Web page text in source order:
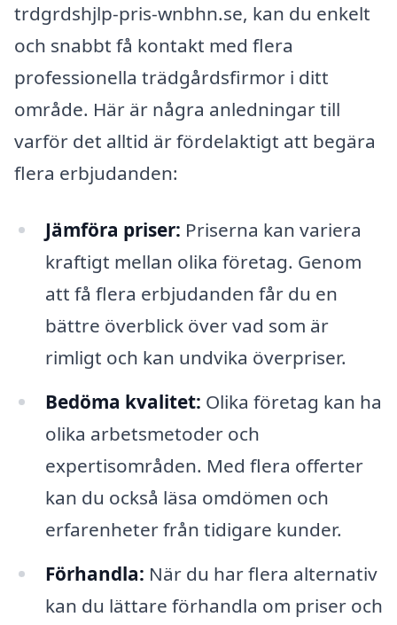
trdgrdshjlp-pris-wnbhn.se, kan du enkelt
och snabbt få kontakt med flera
professionella trädgårdsfirmor i ditt
område. Här är några anledningar till
varför det alltid är fördelaktigt att begära
flera erbjudanden:
Jämföra priser: Priserna kan variera
kraftigt mellan olika företag. Genom
att få flera erbjudanden får du en
bättre överblick över vad som är
rimligt och kan undvika överpriser.
Bedöma kvalitet: Olika företag kan ha
olika arbetsmetoder och
expertisområden. Med flera offerter
kan du också läsa omdömen och
erfarenheter från tidigare kunder.
Förhandla: När du har flera alternativ
kan du lättare förhandla om priser och